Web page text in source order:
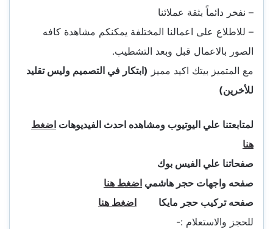
– نفخر دائماً بثقة عملائنا
– للاطلاع على اعمالنا المختلفة يمكنكم مشاهدة كافه
الصور بالاعمال قبل وبعد التشطيب.
مع المتميز بيتك اكيد مميز (ابتكار في التصميم وليس تقليد
للأخرين)
لمتابعتنا علي اليوتيوب ومشاهده احدث الفيديوهات اضغط
هنا
صفحاتنا علي الفيس بوك
صفحه واجهات حجر هاشمي اضغط هنا
صفحه تركيب حجر مايكا اضغط هنا
للحجز والاستعلام :-